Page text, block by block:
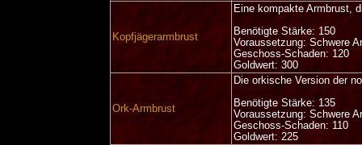
Kopfjägerarmbrust
Eine kompakte Armbrust,
Benötigte Stärke: 150
Voraussetzung: Schwere
Geschoss-Schaden: 120
Goldwert: 300
Ork-Armbrust
Die orkische Version der
Benötigte Stärke: 135
Voraussetzung: Schwere
Geschoss-Schaden: 110
Goldwert: 225